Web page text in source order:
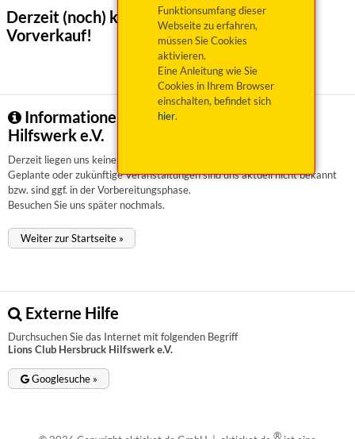
Funktionsumfang dieser
Webseite zu erfahren,
müssen Sie Cookies
aktivieren.
Eine Anleitung wie Sie
Cookies in Ihrem Browser
einschalten, befindet sich
hier.
Derzeit (noch) keine Veranstaltungen
Vorverkauf!
Informationen zu Lions Club Hersbruck
Hilfswerk e.V.
Derzeit liegen uns keinerlei Informationen vor.
Geplante oder zukünftige Veranstaltungen sind uns aktuell nicht bekannt
bzw. sind ggf. in der Vorbereitungsphase.
Besuchen Sie uns später nochmals.
Weiter zur Startseite »
Externe Hilfe
Durchsuchen Sie das Internet mit folgenden Begriff
Lions Club Hersbruck Hilfswerk e.V.
Googlesuche »
®